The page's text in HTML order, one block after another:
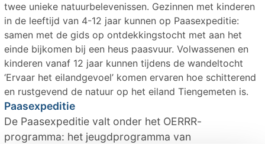
twee unieke natuurbelevenissen. Gezinnen met kinderen
in de leeftijd van 4-12 jaar kunnen op Paasexpeditie:
samen met de gids op ontdekkingstocht met aan het
einde bijkomen bij een heus paasvuur. Volwassenen en
kinderen vanaf 12 jaar kunnen tijdens de wandeltocht
‘Ervaar het eilandgevoel’ komen ervaren hoe schitterend
en rustgevend de natuur op het eiland Tiengemeten is.
Paasexpeditie
De Paasexpeditie valt onder het OERRR-
programma: het jeugdprogramma van